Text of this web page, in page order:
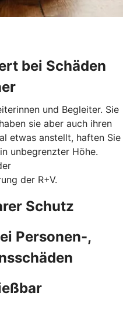
bei Schäden
und Begleiter. Sie
sie aber auch ihren
etwas anstellt, haften Sie
unbegrenzter Höhe.
der R+V.
Schutz
Personen-,